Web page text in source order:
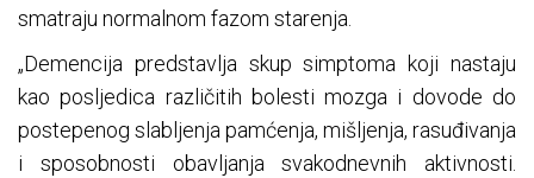
smatraju normalnom fazom starenja.
„Demencija predstavlja skup simptoma koji nastaju
kao posljedica različitih bolesti mozga i dovode do
postepenog slabljenja pamćenja, mišljenja, rasuđivanja
i sposobnosti obavljanja svakodnevnih aktivnosti.